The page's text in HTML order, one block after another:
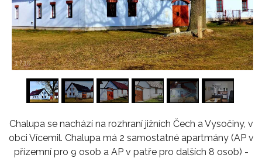
1/16
Chalupa se nachází na rozhraní jižních Čech a Vysočiny, v
obci Vícemil. Chalupa má 2 samostatné apartmány (AP v
přízemní pro 9 osob a AP v patře pro dalších 8 osob) -